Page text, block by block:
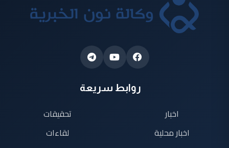
روابط سريعة
اخبار
اخبار محلية
تحقيقات
لقاءات